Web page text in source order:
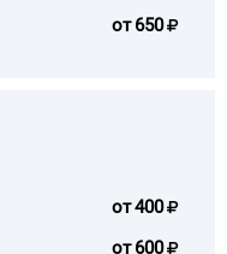
от 650
от400
от 600